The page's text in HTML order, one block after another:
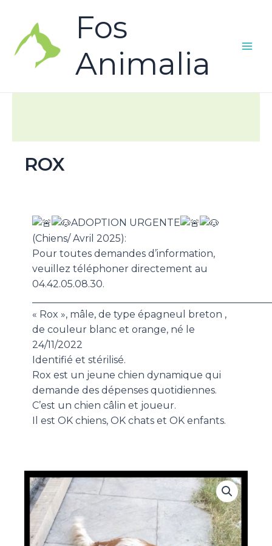
Fos
Animalia
ROX
ADOPTION URGENTE
(Chiens/ Avril 2025):
Pour toutes demandes d’information,
veuillez téléphoner directement au
04.42.05.08.30.
« Rox », mâle, de type épagneul breton ,
de couleur blanc et orange, né le
24/11/2022
Identifié et stérilisé.
Rox est un jeune chien dynamique qui
demande des dépenses quotidiennes.
C’est un chien câlin et joueur.
Il est OK chiens, OK chats et OK enfants.